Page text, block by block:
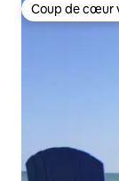
Coup de cœur
Coup de cœur